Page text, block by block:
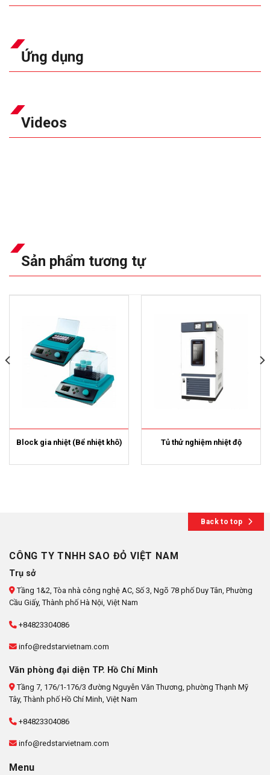
Ứng dụng
Videos
Sản phẩm tương tự
Block gia nhiệt (Bể nhiệt khô) Tủ thử nghiệm nhiệt độ
Back to top
CÔNG TY TNHH SAO ĐỎ VIỆT NAM
Trụ sở
Tầng 1&2, Tòa nhà công nghệ AC, Số 3, Ngõ 78 phố Duy Tân, Phường
Cầu Giấy, Thành phố Hà Nội, Việt Nam
+84823304086
info@redstarvietnam.com
Văn phòng đại diện TP. Hồ Chí Minh
Tầng 7, 176/1-176/3 đường Nguyễn Văn Thương, phường Thạnh Mỹ
Tây, Thành phố Hồ Chí Minh, Việt Nam
+84823304086
info@redstarvietnam.com
Menu